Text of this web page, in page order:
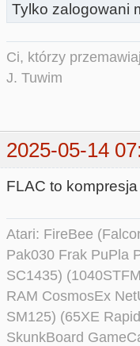
Tylko zalogowani
Ci, którzy
J. Tuwim
2025-05-14
FLAC to
Atari: FireBee
Pak030 Frak PuPla
SC1435)
RAM CosmosEx
SM125) (65XE
SkunkBoard